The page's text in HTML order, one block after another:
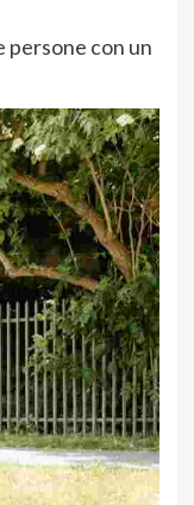
persone con un